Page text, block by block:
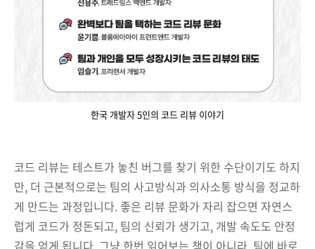
한국 개발자 5인의 코드 리뷰 이야기
코드 리뷰는 테스트가 놓친 버그를 찾기 위한 수단이기도 하지
만, 더 근본적으로는 팀의 사고방식과 의사소통 방식을 정교하
게 만드는 과정입니다. 좋은 리뷰 문화가 자리 잡으면 자연스
럽게 코드가 정돈되고, 팀의 신뢰가 생기고, 개발 속도도 안정
감을 얻게 됩니다. 그냥 한번 읽어보는 책이 아니라, 팀에 바로